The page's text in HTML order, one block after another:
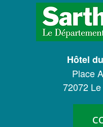
CONSEIL
SARTHE
Hôtel
Place
72072